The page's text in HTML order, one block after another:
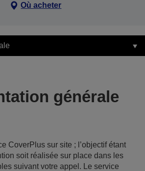
Où acheter
générale
CoverPlus sur site ; l’objectif étant
soit réalisée sur place dans les
suivant votre appel. Le service